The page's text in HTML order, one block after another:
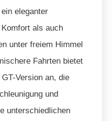
eleganter
als auch
unter freiem Himmel
Fahrten bietet
Version an, die
und
unterschiedlichen